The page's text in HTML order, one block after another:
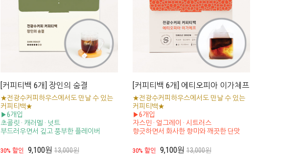
[커피티백 6개] 장인의 숨결
★전광수커피하우스에서도 만날 수 있는
커피티백★
▶6개입
초콜릿 · 캐러멜 · 넛트
부드러우면서 깊고 풍부한 플레이버
30% 할인 9,100원 13,000원
[커피티백 6개] 에티오피아 이가체프
★전광수커피하우스에서도 만날 수 있는
커피티백★
▶6개입
자스민 · 얼그레이 · 시트러스
향긋하면서 화사한 향미와 깨끗한 단맛
30% 할인 9,100원 13,000원